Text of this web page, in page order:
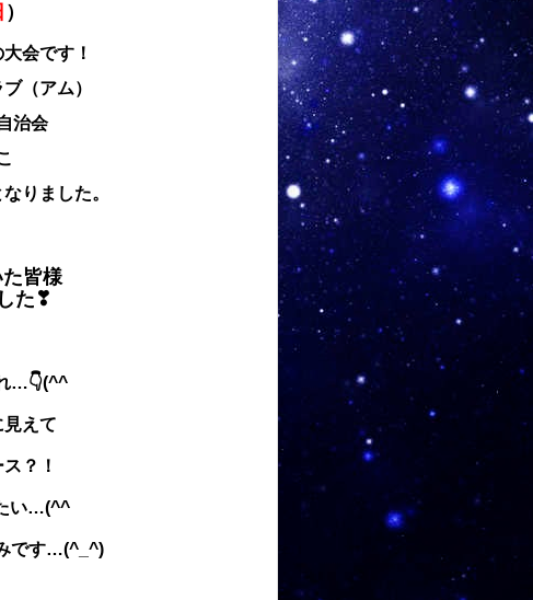
）
会です！
（アム）
治会
りました。
皆様
た❣
…👇(^^ゞ
見えて
？！
い…(^^ゞ
です…(^_^)